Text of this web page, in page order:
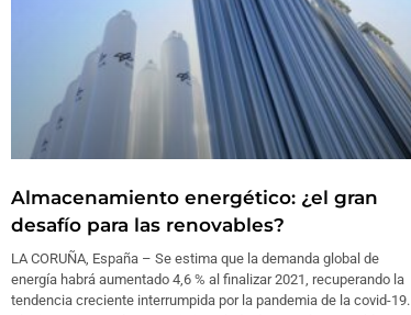
Almacenamiento energético: ¿el gran
desafío para las renovables?
LA CORUÑA, España – Se estima que la demanda global de
energía habrá aumentado 4,6 % al finalizar 2021, recuperando la
tendencia creciente interrumpida por la pandemia de la covid-19.